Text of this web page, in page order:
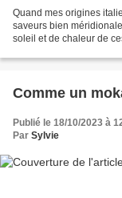
Quand mes origines
saveurs bien
soleil et de chaleur de
Comme un
Publié le 18/10/2023 à
Par Sylvie